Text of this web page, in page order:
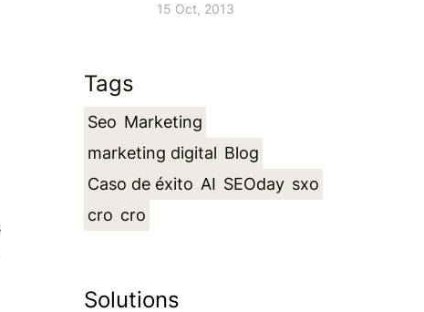
15 Oct, 2013
Tags
Seo Marketing
marketing digital Blog
Caso de éxito AI SEOday sxo
cro cro
Solutions